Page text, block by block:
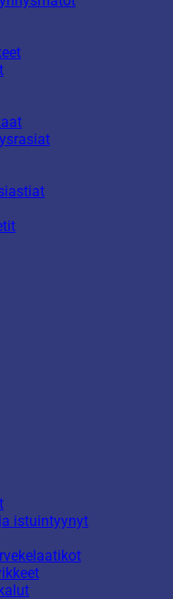
istuintyynyt